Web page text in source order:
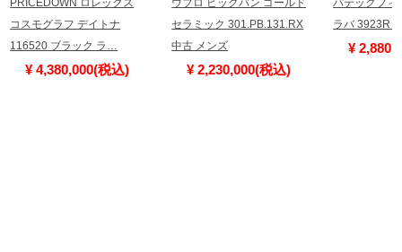
コスモグラフ デイトナ
116520 ブラック ラ…
¥ 4,380,000(税込)
セラミック 301.PB.131.RX
中古 メンズ
¥ 2,230,000(税込)
ラバ 3923R
¥